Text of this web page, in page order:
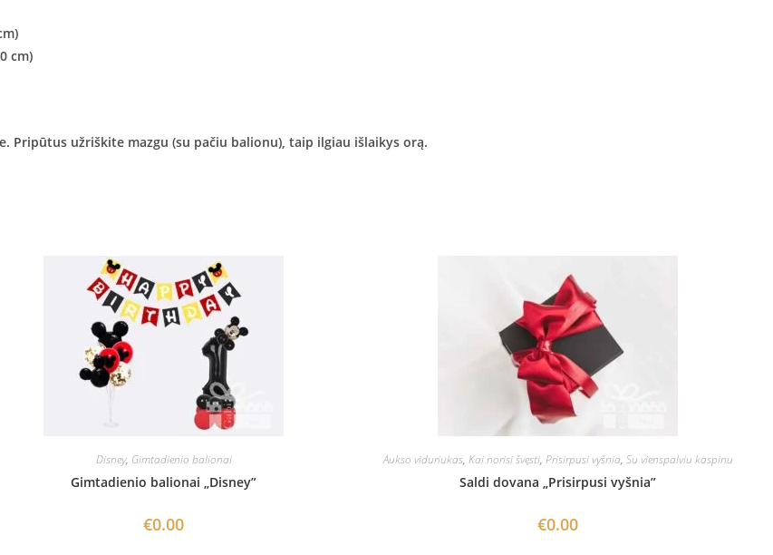
cm)
Pripūtus užriškite mazgu (su pačiu balionu), taip ilgiau išlaikys orą.
Disney, Gimtadienio balionai
Gimtadienio balionai „Disney”
€0.00
Aukso viduriukas, Kai norisi švęsti, Prisirpusi vyšnia, Su vienspalviu kaspinu
Saldi dovana „Prisirpusi vyšnia”
€0.00